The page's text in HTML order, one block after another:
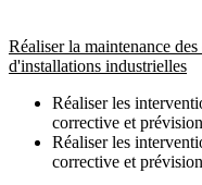
Réaliser la maintenance
d'installations industrielles
Réaliser les
corrective et
Réaliser les
corrective et